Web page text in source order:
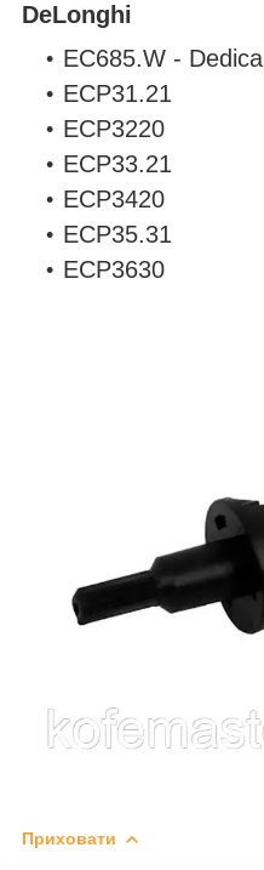
DeLonghi
EC685.W - Dedica
ECP31.21
ECP3220
ECP33.21
ECP3420
ECP35.31
ECP3630
Приховати